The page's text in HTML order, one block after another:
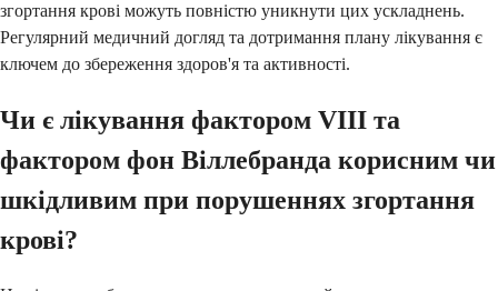
згортання крові можуть повністю уникнути цих ускладнень.
Регулярний медичний догляд та дотримання плану лікування є
ключем до збереження здоров'я та активності.
Чи є лікування фактором VIII та
фактором фон Віллебранда корисним чи
шкідливим при порушеннях згортання
крові?